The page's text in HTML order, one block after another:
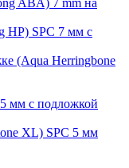
ABA) 7 mm на
HP) SPC 7 мм с
(Aqua Herringbone
мм с подложкой
XL) SPC 5 мм